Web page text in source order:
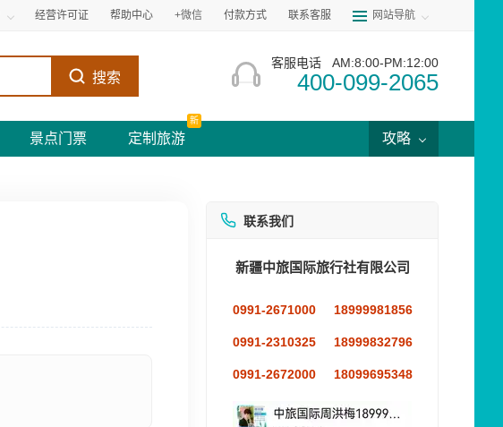
经营许可证 帮助中心 +微信 付款方式 联系客服 网站导航
搜索
客服电话 AM:8:00-PM:12:00
400-099-2065
景点门票 定制旅游
新
攻略
联系我们
新疆中旅国际旅行社有限公司
0991-2671000 18999981856
0991-2310325 18999832796
0991-2672000 18099695348